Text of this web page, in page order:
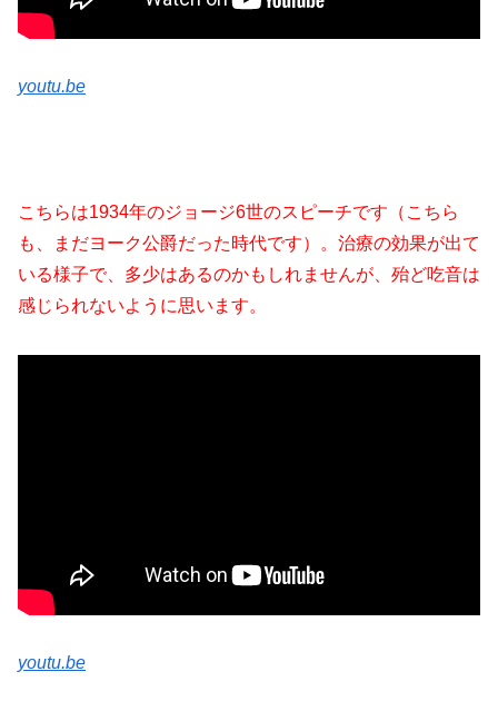
youtu.be
こちらは1934年のジョージ6世のスピーチです（こちら
も、まだヨーク公爵だった時代です）。治療の効果が出て
いる様子で、多少はあるのかもしれませんが、殆ど吃音は
感じられないように思います。
youtu.be